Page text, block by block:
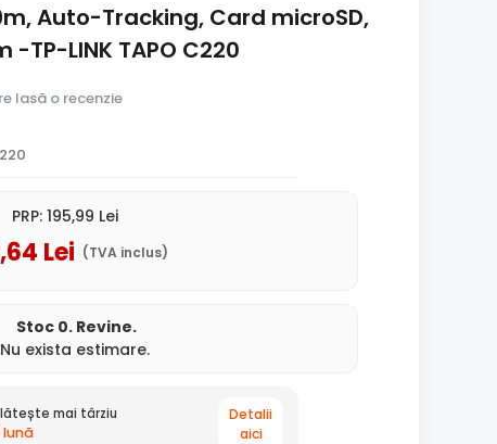
Auto-Tracking, Card microSD,
TP-LINK TAPO C220
lasă o recenzie
PRP: 195,99 Lei
,64 Lei (TVA inclus)
Stoc 0. Revine.
Nu exista estimare.
mai târziu
lună
Detalii
aici